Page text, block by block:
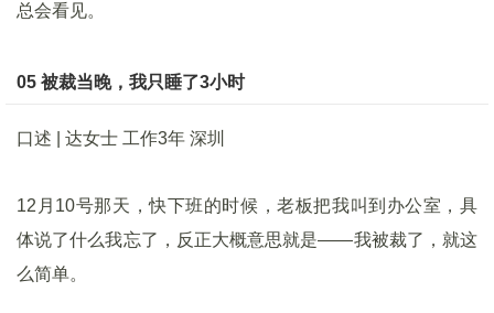
总会看见。
05 被裁当晚，我只睡了3小时
口述 | 达女士 工作3年 深圳
12月10号那天，快下班的时候，老板把我叫到办公室，具
体说了什么我忘了，反正大概意思就是——我被裁了，就这
么简单。